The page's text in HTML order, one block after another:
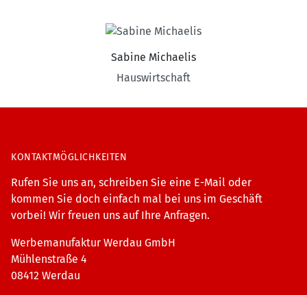
Sabine Michaelis
Hauswirtschaft
KONTAKTMÖGLICHKEITEN
Rufen Sie uns an, schreiben Sie eine E-Mail oder
kommen Sie doch einfach mal bei uns im Geschäft
vorbei! Wir freuen uns auf Ihre Anfragen.
Werbemanufaktur Werdau GmbH
Mühlenstraße 4
08412 Werdau